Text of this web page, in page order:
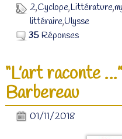
2,Cyclope,Littérature,
littéraire,Ulysse
35Réponses
“L’art raconte
Barbereau
01/11/2018